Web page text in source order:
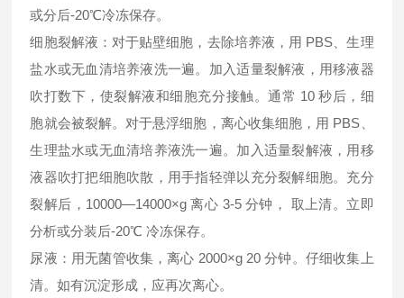
或分后-20℃冷冻保存。
细胞裂解液：对于贴壁细胞，去除培养液，用 PBS、生理
盐水或无血清培养液洗一遍。加入适量裂解液，用移液器
吹打数下，使裂解液和细胞充分接触。通常 10 秒后，细
胞就会被裂解。对于悬浮细胞，离心收集细胞，用 PBS、
生理盐水或无血清培养液洗一遍。加入适量裂解液，用移
液器吹打把细胞吹散，用手指轻弹以充分裂解细胞。充分
裂解后，10000—14000×g 离心 3-5 分钟， 取上清。立即
分析或分装后-20℃ 冷冻保存。
尿液：用无菌管收集，离心 2000×g 20 分钟。仔细收集上
清。如有沉淀形成，应再次离心。